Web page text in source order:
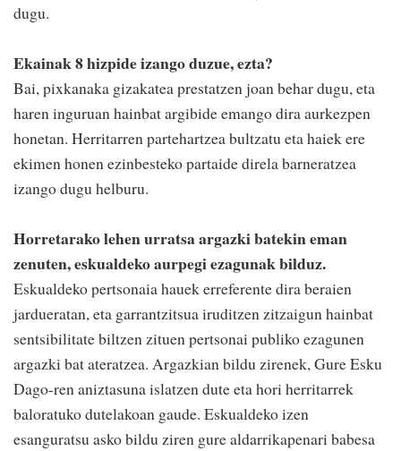
dugu.
Ekainak 8 hizpide izango duzue, ezta?
Bai, pixkanaka gizakatea prestatzen joan behar dugu, eta
haren inguruan hainbat argibide emango dira aurkezpen
honetan. Herritarren partehartzea bultzatu eta haiek ere
ekimen honen ezinbesteko partaide direla barneratzea
izango dugu helburu.
Horretarako lehen urratsa argazki batekin eman
zenuten, eskualdeko aurpegi ezagunak bilduz.
Eskualdeko pertsonaia hauek erreferente dira beraien
jardueratan, eta garrantzitsua iruditzen zitzaigun hainbat
sentsibilitate biltzen zituen pertsonai publiko ezagunen
argazki bat ateratzea. Argazkian bildu zirenek, Gure Esku
Dago-ren aniztasuna islatzen dute eta hori herritarrek
baloratuko dutelakoan gaude. Eskualdeko izen
esanguratsu asko bildu ziren gure aldarrikapenari babesa